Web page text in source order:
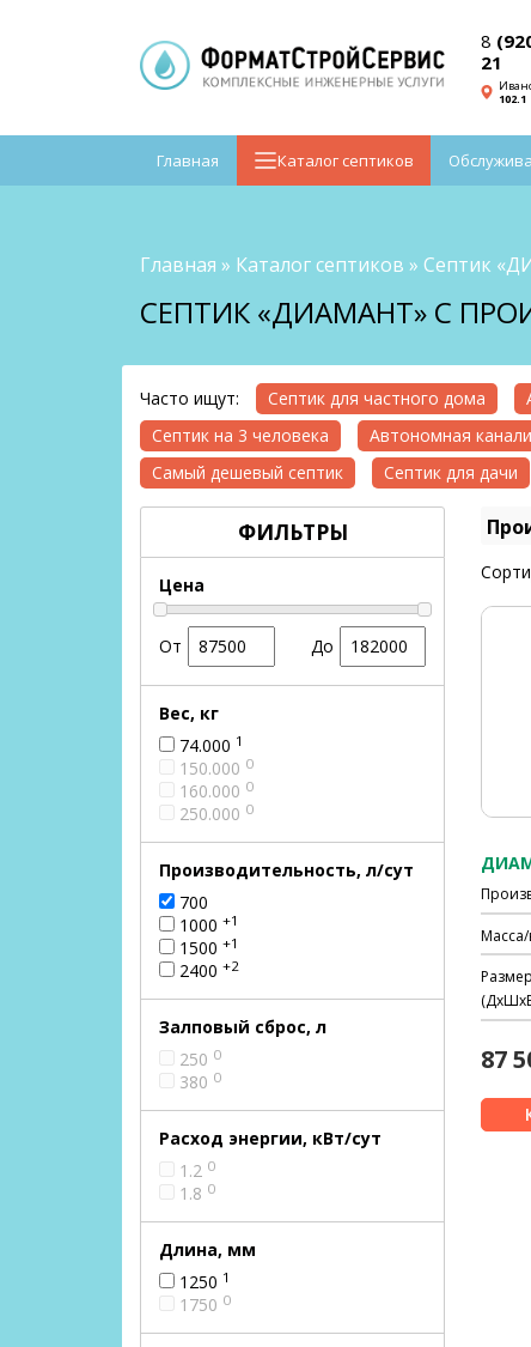
8
21
102.1
Главная Каталог септиков
Главная » Каталог септиков » Септик
СЕПТИК «ДИАМАНТ» С
Часто ищут: Септик для частного дома
Септик на 3 человека
Автономная
Самый дешевый септик
Септик для дачи
ФИЛЬТРЫ
Цена
От До
Вес, кг
74.000 1
150.000 0
160.000 0
250.000 0
Производительность, л/сут
700
1000 +1
1500 +1
2400 +2
Залповый сброс, л
250 0
380 0
Расход энергии, кВт/сут
1.2 0
1.8 0
Длина, мм
1250 1
1750 0
Масса/
87